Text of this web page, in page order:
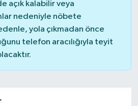
açık kalabilir veya
nedeniyle nöbete
yola çıkmadan önce
telefon aracılığıyla teyit